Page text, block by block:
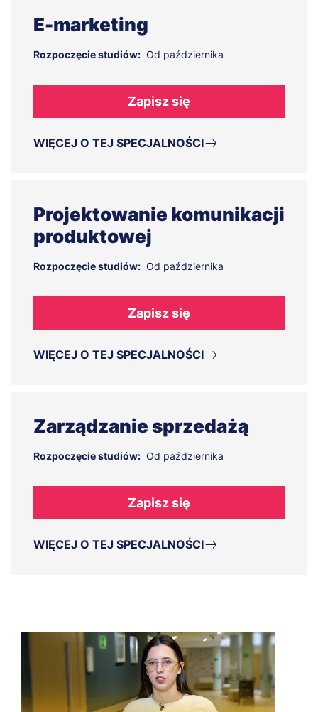
E-marketing
Rozpoczęcie studiów: Od października
Zapisz się
WIĘCEJ O TEJ SPECJALNOŚCI
Projektowanie komunikacji
produktowej
Rozpoczęcie studiów: Od października
Zapisz się
WIĘCEJ O TEJ SPECJALNOŚCI
Zarządzanie sprzedażą
Rozpoczęcie studiów: Od października
Zapisz się
WIĘCEJ O TEJ SPECJALNOŚCI